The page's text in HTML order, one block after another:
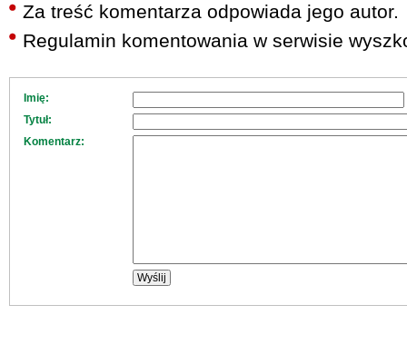
Za treść komentarza odpowiada jego autor.
Regulamin komentowania w serwisie
Imię:
Tytuł:
Komentarz: